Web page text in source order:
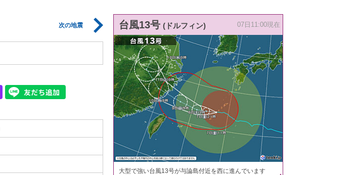
次の地震 台風13号 (ドルフィン) 07日11:00現在
大型で強い台風13号が与論島付近を西に進んでいます